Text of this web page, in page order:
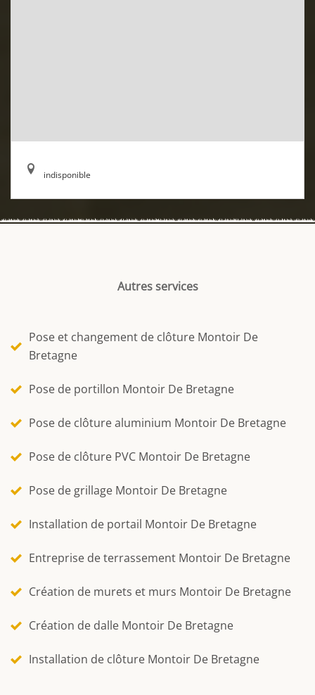
indisponible
Autres services
Pose et changement de clôture Montoir De
Bretagne
Pose de portillon Montoir De Bretagne
Pose de clôture aluminium Montoir De Bretagne
Pose de clôture PVC Montoir De Bretagne
Pose de grillage Montoir De Bretagne
Installation de portail Montoir De Bretagne
Entreprise de terrassement Montoir De Bretagne
Création de murets et murs Montoir De Bretagne
Création de dalle Montoir De Bretagne
Installation de clôture Montoir De Bretagne